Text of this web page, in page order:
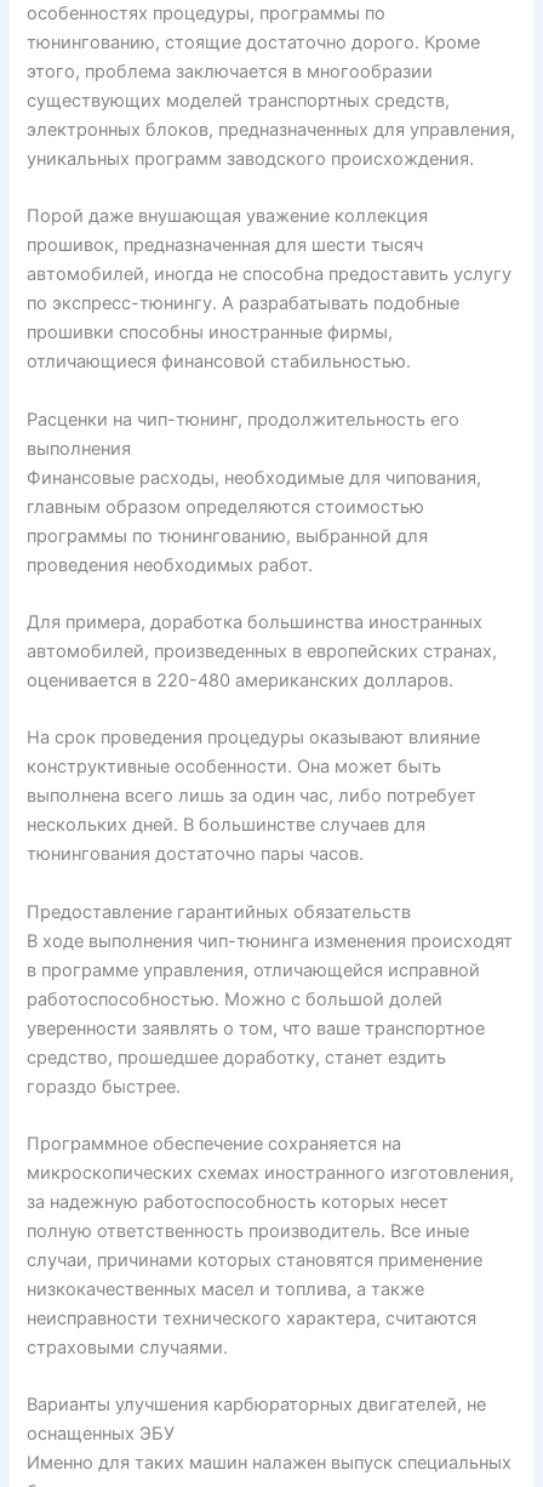
особенностях процедуры, программы по
тюнингованию, стоящие достаточно дорого. Кроме
этого, проблема заключается в многообразии
существующих моделей транспортных средств,
электронных блоков, предназначенных для управления,
уникальных программ заводского происхождения.
Порой даже внушающая уважение коллекция
прошивок, предназначенная для шести тысяч
автомобилей, иногда не способна предоставить услугу
по экспресс-тюнингу. А разрабатывать подобные
прошивки способны иностранные фирмы,
отличающиеся финансовой стабильностью.
Расценки на чип-тюнинг, продолжительность его
выполнения
Финансовые расходы, необходимые для чипования,
главным образом определяются стоимостью
программы по тюнингованию, выбранной для
проведения необходимых работ.
Для примера, доработка большинства иностранных
автомобилей, произведенных в европейских странах,
оценивается в 220-480 американских долларов.
На срок проведения процедуры оказывают влияние
конструктивные особенности. Она может быть
выполнена всего лишь за один час, либо потребует
нескольких дней. В большинстве случаев для
тюнингования достаточно пары часов.
Предоставление гарантийных обязательств
В ходе выполнения чип-тюнинга изменения происходят
в программе управления, отличающейся исправной
работоспособностью. Можно с большой долей
уверенности заявлять о том, что ваше транспортное
средство, прошедшее доработку, станет ездить
гораздо быстрее.
Программное обеспечение сохраняется на
микроскопических схемах иностранного изготовления,
за надежную работоспособность которых несет
полную ответственность производитель. Все иные
случаи, причинами которых становятся применение
низкокачественных масел и топлива, а также
неисправности технического характера, считаются
страховыми случаями.
Варианты улучшения карбюраторных двигателей, не
оснащенных ЭБУ
Именно для таких машин налажен выпуск специальных